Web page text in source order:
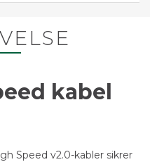
kabel
Speed v2.0-kabler sikrer